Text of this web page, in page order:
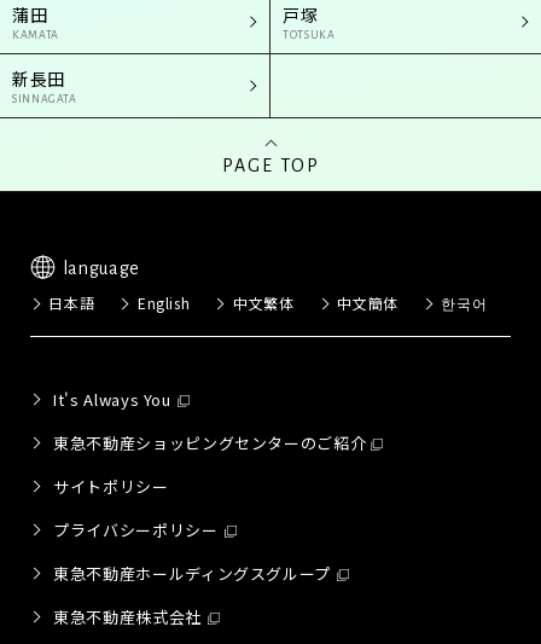
蒲田
KAMATA
戸塚
TOTSUKA
新長田
SINNAGATA
PAGE TOP
language
日本語 English 中文繁体 中文簡体 한국어
It's Always You
東急不動産ショッピングセンターのご紹介
サイトポリシー
プライバシーポリシー
東急不動産ホールディングスグループ
東急不動産株式会社